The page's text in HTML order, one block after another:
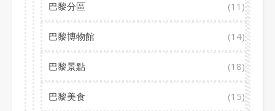
巴黎分區 (11)
巴黎博物館 (14)
巴黎景點 (18)
巴黎美食 (15)